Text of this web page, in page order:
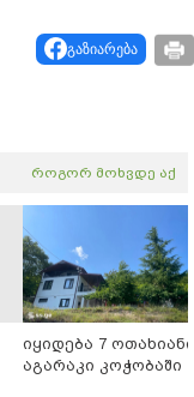
გაზიარება
როგორ მოხვდე აქ
იყიდება 7 ოთახიანი
აგარაკი კოჭობაში